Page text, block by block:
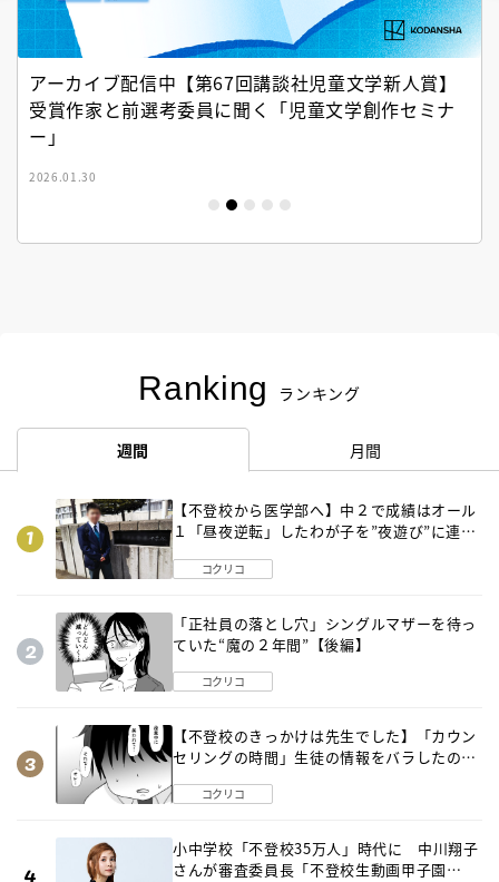
アーカイブ配信中【第67回講談社児童文学新人賞】
受賞作家と前選考委員に聞く「児童文学創作セミナ
ー」
2026.01.30
Ranking ランキング
週間 月間
【不登校から医学部へ】中２で成績はオール
１「昼夜逆転」したわが子を”夜遊び”に連れ
コクリコ
「正社員の落とし穴」シングルマザーを待っ
ていた“魔の２年間”【後編】
コクリコ
【不登校のきっかけは先生でした】「カウン
セリングの時間」生徒の情報をバラしたの
コクリコ
小中学校「不登校35万人」時代に 中川翔子
さんが審査委員長「不登校生動画甲子園